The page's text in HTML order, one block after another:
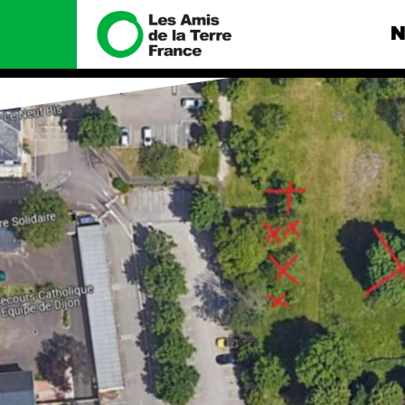
Nous connaître
Histoire
Manifeste
Missions et méthodes
Valeurs
Équipes et
fonctionnement
Le réseau dans le monde
Nos alliés
Je soutiens les Amis de la
Terre
Nos
Total, rendez-
tribunal
Gaz « naturel
enfumage
Mode : une
destructrice
Gaz au
violence
Nos autres